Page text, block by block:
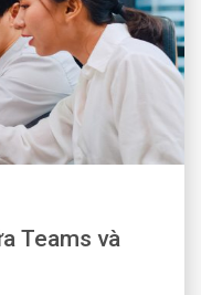
Teams và